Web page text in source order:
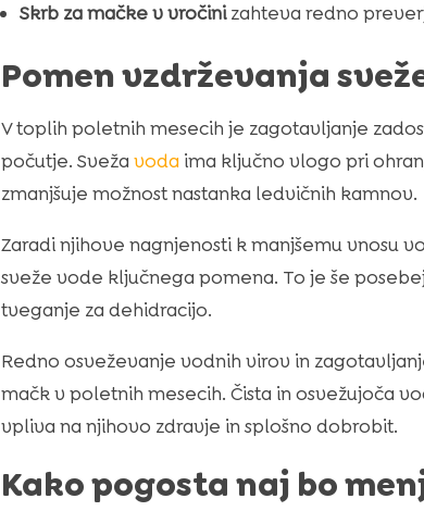
Skrb za mačke v vročinizahteva redno
Pomen vzdrževanja
V toplih poletnih mesecih je zagotavljanje
počutje. Sveža voda ima ključno vlogo pri
zmanjšuje možnost nastanka ledvičnih kamnov.
Zaradi njihove nagnjenosti k manjšemu vnosu
sveže vode ključnega pomena. To je še
tveganje za dehidracijo.
Redno osveževanje vodnih virov in
mačk v poletnih mesecih. Čista in osvežujoča
vpliva na njihovo zdravje in splošno dobrobit.
Kako pogosta naj bo